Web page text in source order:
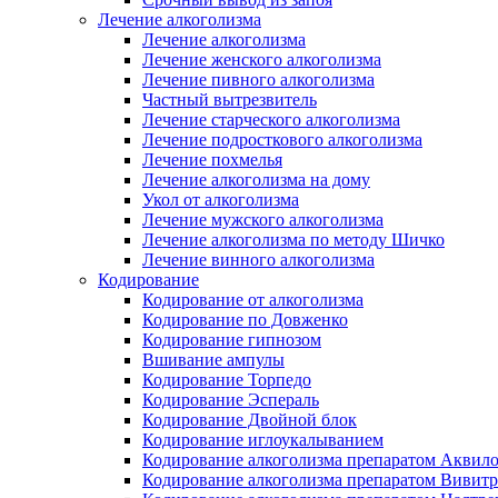
Лечение алкоголизма
Лечение алкоголизма
Лечение женского алкоголизма
Лечение пивного алкоголизма
Частный вытрезвитель
Лечение старческого алкоголизма
Лечение подросткового алкоголизма
Лечение похмелья
Лечение алкоголизма на дому
Укол от алкоголизма
Лечение мужского алкоголизма
Лечение алкоголизма по методу Шичко
Лечение винного алкоголизма
Кодирование
Кодирование от алкоголизма
Кодирование по Довженко
Кодирование гипнозом
Вшивание ампулы
Кодирование Торпедо
Кодирование Эспераль
Кодирование Двойной блок
Кодирование иглоукалыванием
Кодирование алкоголизма препаратом
Кодирование алкоголизма препаратом